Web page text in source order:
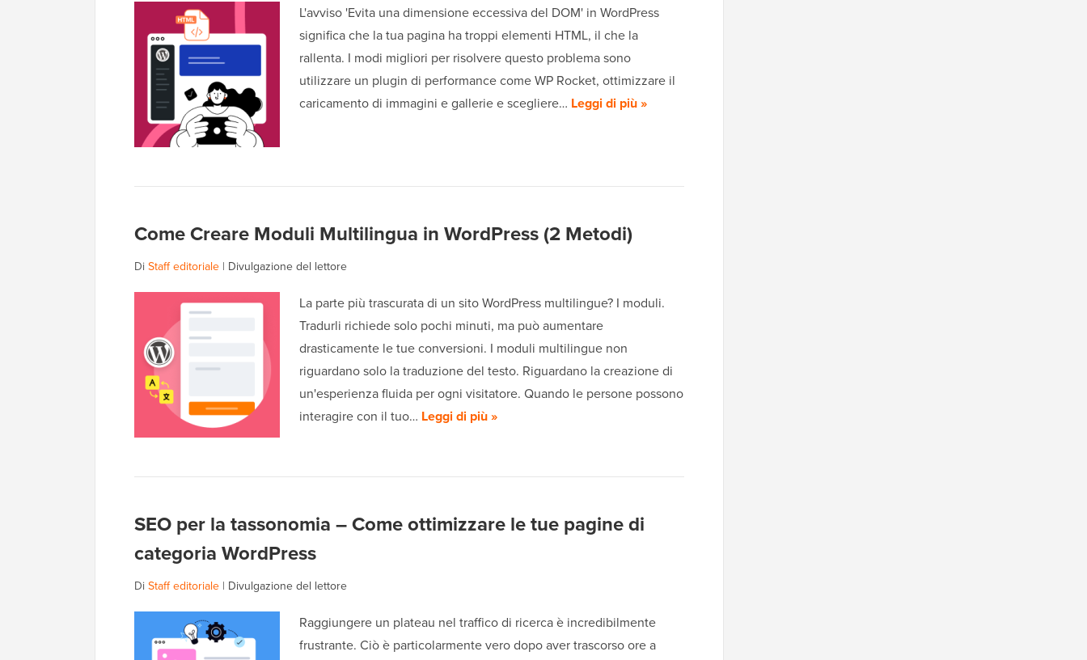
L'avviso 'Evita una dimensione eccessiva del DOM' in WordPress
significa che la tua pagina ha troppi elementi HTML, il che la
rallenta. I modi migliori per risolvere questo problema sono
utilizzare un plugin di performance come WP Rocket, ottimizzare il
caricamento di immagini e gallerie e scegliere… Leggi di più »
Come Creare Moduli Multilingua in WordPress (2 Metodi)
DiStaff editoriale | Divulgazione del lettore
La parte più trascurata di un sito WordPress multilingue? I moduli.
Tradurli richiede solo pochi minuti, ma può aumentare
drasticamente le tue conversioni. I moduli multilingue non
riguardano solo la traduzione del testo. Riguardano la creazione di
un'esperienza fluida per ogni visitatore. Quando le persone possono
interagire con il tuo… Leggi di più »
SEO per la tassonomia – Come ottimizzare le tue pagine di
categoria WordPress
DiStaff editoriale | Divulgazione del lettore
Raggiungere un plateau nel traffico di ricerca è incredibilmente
frustrante. Ciò è particolarmente vero dopo aver trascorso ore a